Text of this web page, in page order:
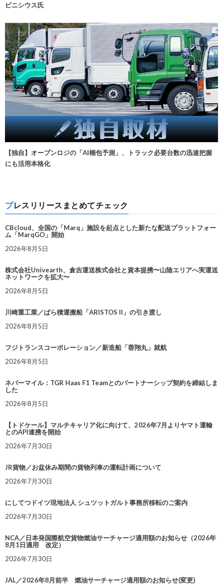
ビニシウス氏
【独自】オープンロジの「AI梱包予測」、トラック必要台数の迅速把握
にも活用本格化
プレスリリースまとめてチェック
CBcloud、全国の「Marq」施設を起点とした新たな配送プラットフォー
ム「MarqGO」開始
2026年8月5日
株式会社Univearth、倉吉運送株式会社と資本提携〜山陰エリアへ実運送
ネットワークを拡大〜
2026年8月5日
川崎重工業／ばら積運搬船「ARISTOS II」の引き渡し
2026年8月5日
フジトランスコーポレーション／新造船「蓉翔丸」就航
2026年8月5日
ネバーマイル：TGR Haas F1 Teamとのパートナーシップ契約を締結しま
した
2026年8月5日
【トドケール】マルチキャリア化に向けて、2026年7月よりヤマト運輸
とのAPI連携を開始
2026年7月30日
JR貨物／お盆休み期間の貨物列車の運転計画について
2026年7月30日
にしてつドイツ現地法人 シュツットガルト事務所移転のご案内
2026年7月30日
NCA／日本発国際航空貨物燃油サーチャージ適用額のお知らせ（2026年
8月1日適用 改定）
2026年7月30日
JAL／2026年8月前半 燃油サーチャージ適用額のお知らせ(変更)